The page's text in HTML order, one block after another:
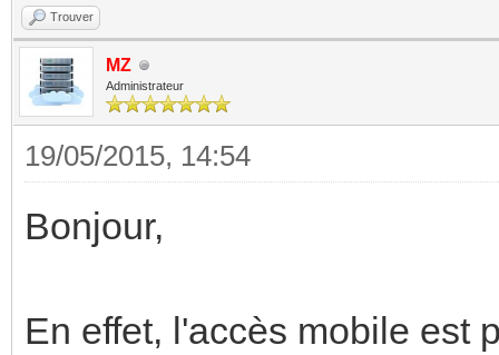
Trouver
MZ
Administrateur
19/05/2015, 14:54
Bonjour,
En effet, l'accès mobile est